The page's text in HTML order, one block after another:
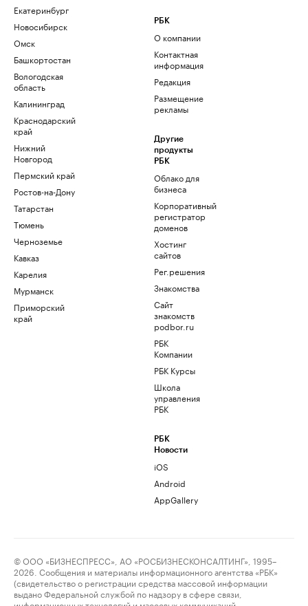
Екатеринбург
Новосибирск
Омск
Башкортостан
Вологодская
область
Калининград
Краснодарский
край
Нижний
Новгород
Пермский край
Ростов-на-Дону
Татарстан
Тюмень
Черноземье
Кавказ
Карелия
Мурманск
Приморский
край
РБК
О компании
Контактная
информация
Редакция
Размещение
рекламы
Другие
продукты
РБК
Облако для
бизнеса
Корпоративный
регистратор
доменов
Хостинг
сайтов
Рег.решения
Знакомства
Сайт
знакомств
podbor.ru
РБК
Компании
РБК Курсы
Школа
управления
РБК
РБК
Новости
iOS
Android
AppGallery
© ООО «БИЗНЕСПРЕСС», АО «РОСБИЗНЕСКОНСАЛТИНГ», 1995–
2026. Сообщения и материалы информационного агентства «РБК»
(свидетельство о регистрации средства массовой информации
выдано Федеральной службой по надзору в сфере связи,